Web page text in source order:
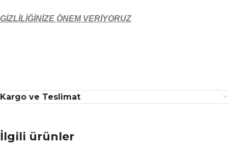
GİZLİLİĞİNİZE ÖNEM VERİYORUZ
Kargo ve Teslimat
İlgili ürünler